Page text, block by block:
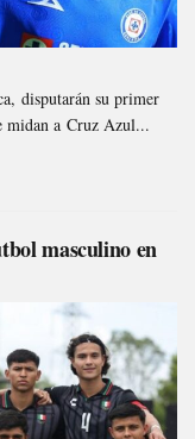
disputarán su primer
midan a Cruz Azul...
masculino en